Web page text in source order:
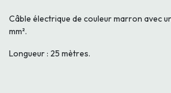
Câble électrique de couleur marron avec
mm².
Longueur : 25 mètres.